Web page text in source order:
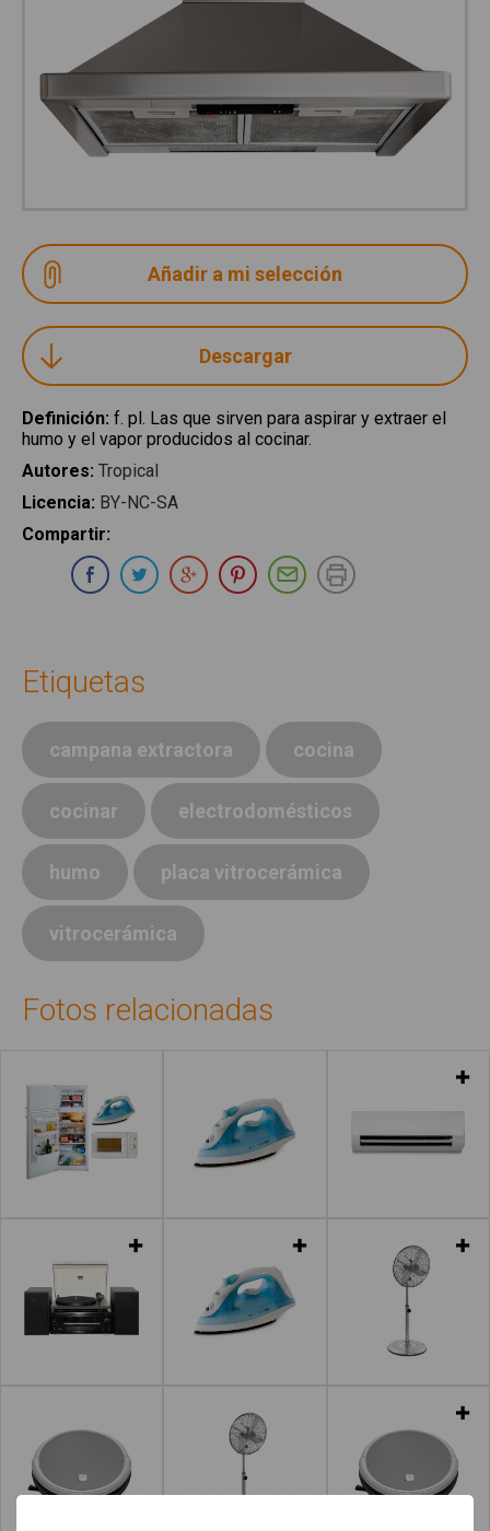
Descargar
Definición: f. pl. Las que sirven para aspirar y extraer el
humo y el vapor producidos al cocinar.
Autores: Tropical
Licencia: BY-NC-SA
Compartir:
Compartir en Whatsapp
Compartir en Facebook
Compartir en Twitter
Compartir en Google Plus
Compartir en Pinterest
Compartir por E-
Etiquetas
campana extractora cocina
cocinar electrodomésticos
humo placa vitrocerámica
vitrocerámica
Fotos relacionadas